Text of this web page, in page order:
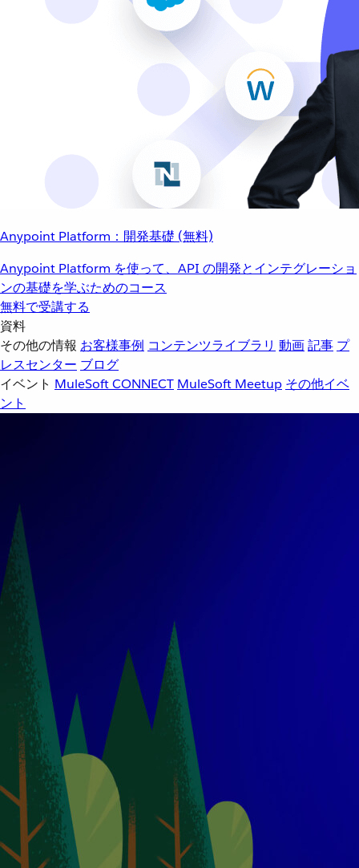
Anypoint Platform：開発基礎 (無料)
Anypoint Platform を使って、API の開発とインテグレーショ
ンの基礎を学ぶためのコース
無料で受講する
資料
その他の情報 お客様事例 コンテンツライブラリ 動画記事 プ
レスセンター ブログ
イベント MuleSoft CONNECT MuleSoft Meetup その他イベ
ント